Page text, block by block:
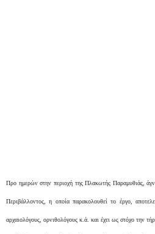
Προ ημερών στην περιοχή της Πλακωτής Παραμυθιάς,
Περιβάλλοντος, η οποία παρακολουθεί το έργο,
αρχαιολόγους, ορνιθολόγους κ.ά. και έχει ως στόχο την